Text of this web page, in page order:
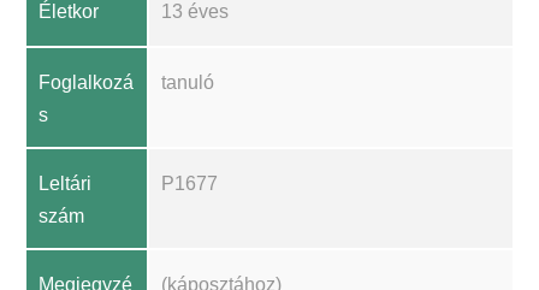
Életkor 13 éves
Foglalkozá
s
tanuló
Leltári
szám
P1677
Megjegyzé
(káposztához)